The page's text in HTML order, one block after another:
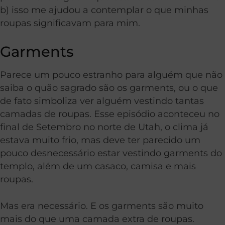
b) isso me ajudou a contemplar o que minhas
roupas significavam para mim.
Garments
Parece um pouco estranho para alguém que não
saiba o quão sagrado são os garments, ou o que
de fato simboliza ver alguém vestindo tantas
camadas de roupas. Esse episódio aconteceu no
final de Setembro no norte de Utah, o clima já
estava muito frio, mas deve ter parecido um
pouco desnecessário estar vestindo garments do
templo, além de um casaco, camisa e mais
roupas.
Mas era necessário. E os garments são muito
mais do que uma camada extra de roupas.